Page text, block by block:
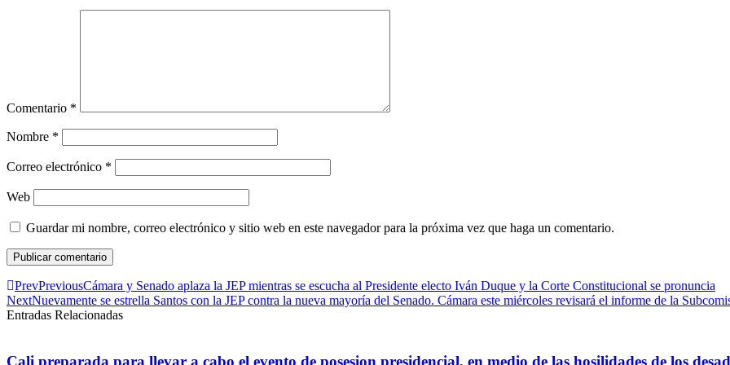
Comentario *
Nombre *
Correo electrónico *
Web
Guardar mi nombre, correo electrónico y sitio web en este navegador para la próxima vez que haga un comentario.
PrevPreviousCámara y Senado aplaza la JEP mientras se escucha al Presidente electo Iván Duque y la Corte Constitucional se pronuncia
NextNuevamente se estrella Santos con la JEP contra la nueva mayoría del Senado. Cámara este miércoles revisará el informe de la
Entradas Relacionadas
Cali preparada para llevar a cabo el evento de posesion presidencial, en medio de las hosilidades de los